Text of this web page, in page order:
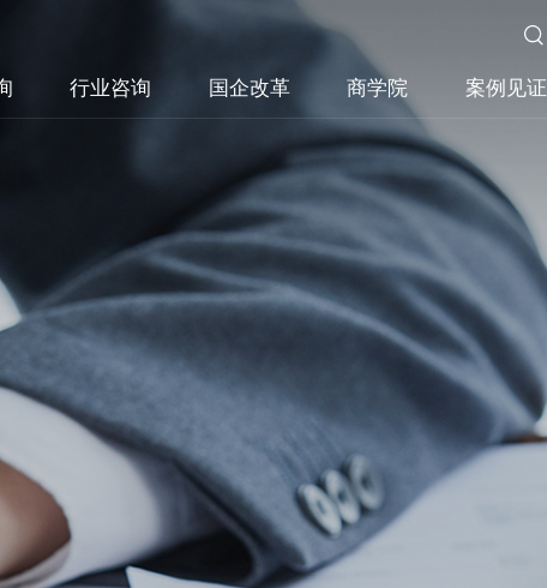
行业咨询 国企改革 商学院 案例见证